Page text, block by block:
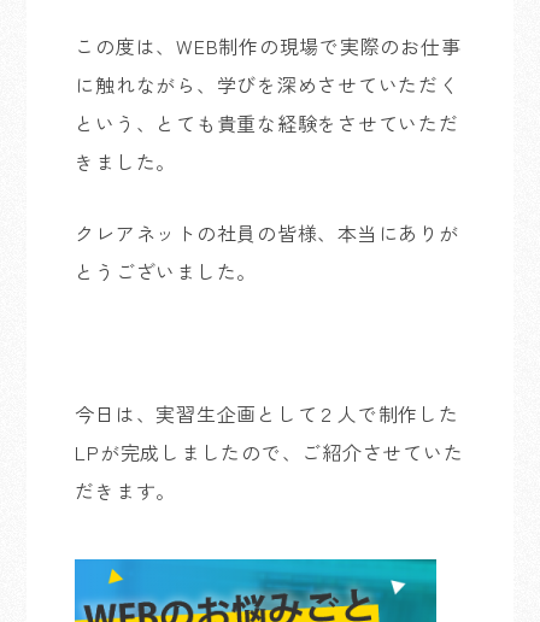
この度は、WEB制作の現場で実際のお仕事
に触れながら、学びを深めさせていただく
という、とても貴重な経験をさせていただ
きました。
クレアネットの社員の皆様、本当にありが
とうございました。
今日は、実習生企画として２人で制作した
LPが完成しましたので、ご紹介させていた
だきます。